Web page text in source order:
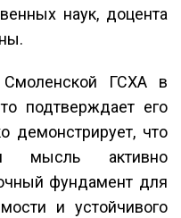
наук, доцента
Смоленской ГСХА в
подтверждает его
демонстрирует, что
мысль активно
фундамент для
и устойчивого